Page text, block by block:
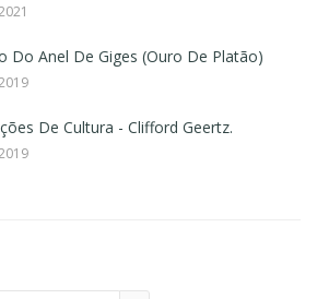
Do Anel De Giges (Ouro De Platão)
De Cultura - Clifford Geertz.